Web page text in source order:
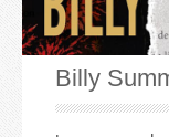
Billy